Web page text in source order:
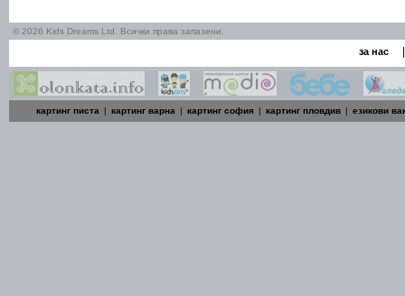
© 2026 Kids Dreams Ltd. Всички права запазени.
за нас
картинг писта | картинг варна | картинг софия | картинг пловдив | езикови